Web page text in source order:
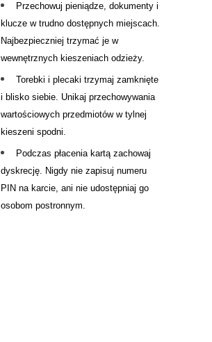
Przechowuj pieniądze, dokumenty i
klucze w trudno dostępnych miejscach.
Najbezpieczniej trzymać je w
wewnętrznych kieszeniach odzieży.
Torebki i plecaki trzymaj zamknięte
i blisko siebie. Unikaj przechowywania
wartościowych przedmiotów w tylnej
kieszeni spodni.
Podczas płacenia kartą zachowaj
dyskrecję. Nigdy nie zapisuj numeru
PIN na karcie, ani nie udostępniaj go
osobom postronnym.